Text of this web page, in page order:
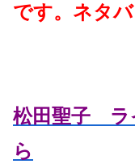
です。ネタバ
松田聖子 ラ
ら